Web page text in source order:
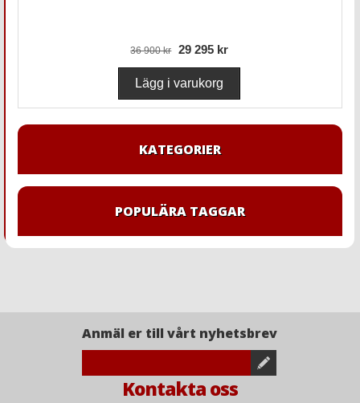
36 900 kr 29 295 kr
KATEGORIER
POPULÄRA TAGGAR
Anmäl er till vårt nyhetsbrev
Kontakta oss